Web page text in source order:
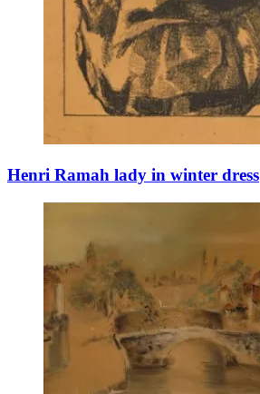
Henri Ramah lady in winter dress